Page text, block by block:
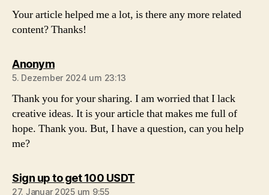
Your article helped me a lot, is there any more related
content? Thanks!
Anonymsagt:
5. Dezember 2024 um 23:13
Thank you for your sharing. I am worried that I lack
creative ideas. It is your article that makes me full of
hope. Thank you. But, I have a question, can you help
me?
Sign up to get 100 USDTsagt:
27. Januar 2025 um 9:55